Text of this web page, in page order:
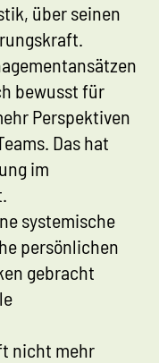
über seinen
bewusst für
Perspektiven
Das hat
im
systemische
persönlichen
gebracht
nicht mehr